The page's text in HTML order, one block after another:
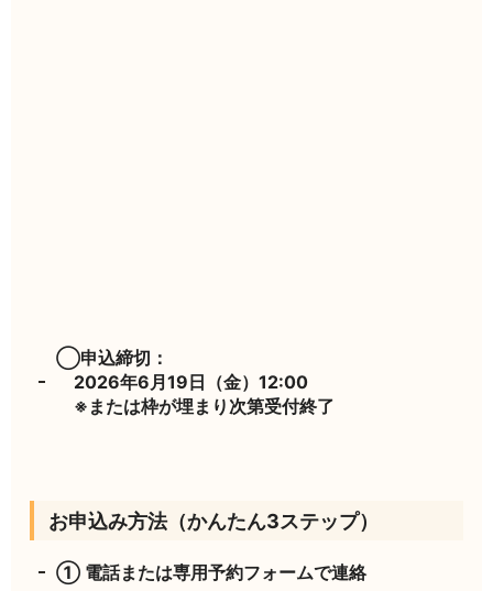
◯申込締切：
2026年6月19日（金）12:00
※または枠が埋まり次第受付終了
お申込み方法（かんたん3ステップ）
① 電話または専用予約フォームで連絡